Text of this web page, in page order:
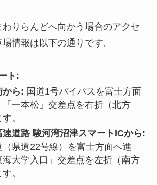
りらんどへ向かう場合のアクセ
情報は以下の通りです。
ト:
から: 国道1号バイパスを富士方面
「一本松」交差点を右折（北方
。
速道路 駿河湾沼津スマートICから:
県道22号線）を富士方面へ進
海大学入口」交差点を左折（南方
。